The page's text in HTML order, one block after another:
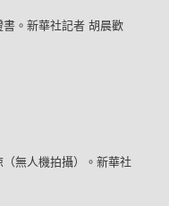
。新華社記者 胡晨歡
無人機拍攝）。新華社